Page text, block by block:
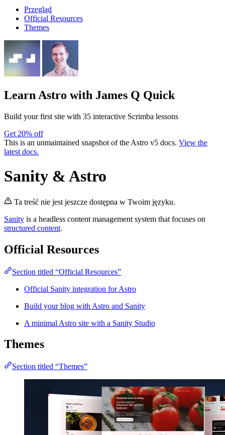
Przegląd
Official Resources
Themes
Learn Astro with James Q Quick
Build your first site with 35 interactive Scrimba lessons
Get 20% off
This is an unmaintained snapshot of the Astro v5 docs. View the
latest docs.
Sanity & Astro
Ta treść nie jest jeszcze dostępna w Twoim języku.
Sanity is a headless content management system that focuses on
structured content.
Official Resources
Section titled “Official Resources”
Official Sanity integration for Astro
Build your blog with Astro and Sanity
A minimal Astro site with a Sanity Studio
Themes
Section titled “Themes”